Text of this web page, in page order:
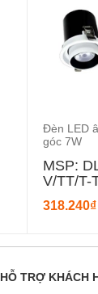
Đèn LED
góc 7W
MSP:
V/TT/T-
318.240₫
HỖ TRỢ KHÁCH